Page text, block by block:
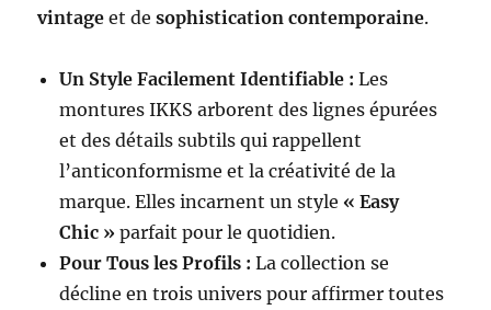
vintage et desophistication contemporaine.
Un Style Facilement Identifiable : Les
montures IKKS arborent des lignes épurées
et des détails subtils qui rappellent
l’anticonformisme et la créativité de la
marque. Elles incarnent un style « Easy
Chic » parfait pour le quotidien.
Pour Tous les Profils : La collection se
décline en trois univers pour affirmer toutes